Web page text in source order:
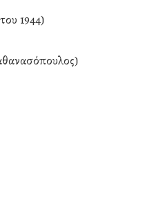
1944)